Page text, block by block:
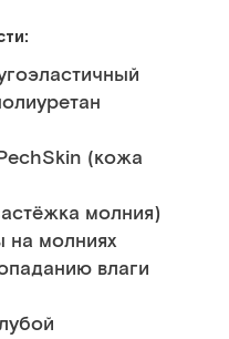
(кожа
молния)
на молниях
влаги